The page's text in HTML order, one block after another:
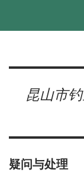
昆山市
疑问与处理